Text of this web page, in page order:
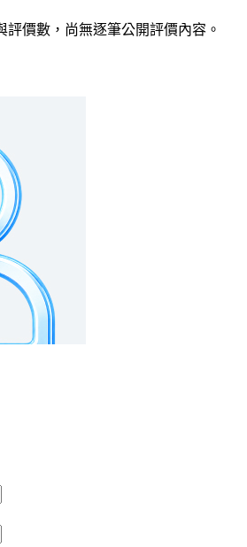
價數，尚無逐筆公開評價內容。